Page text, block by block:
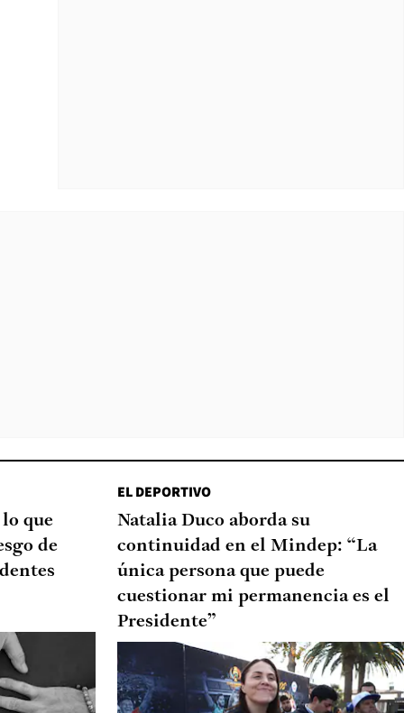
que
de
EL DEPORTIVO
Natalia Duco aborda su
continuidad en el Mindep: “La
única persona que puede
cuestionar mi permanencia es el
Presidente”